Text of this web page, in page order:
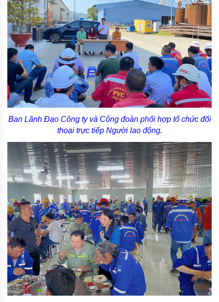
Ban Lãnh Đạo Công ty và Công đoàn phối hợp tổ chức đối
thoại trực tiếp Người lao động.